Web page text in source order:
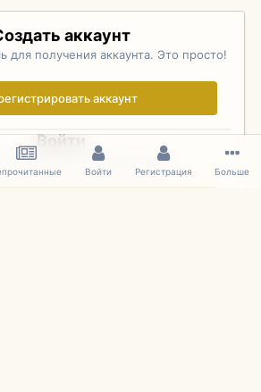
аккаунт
для получения аккаунта. Это просто!
аккаунт
Войти
Войдите здесь.
Войти Регистрация Больше